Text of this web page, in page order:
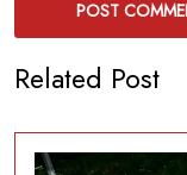
Related Post